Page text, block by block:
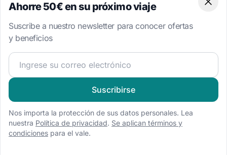
Islas Vírgenes Británicas
Destinos Populares
Split
Atenas
Amalfi
Palermo
Miami
Bodrum
Ahorre 50€ en su próximo viaje
Suscribe a nuestro newsletter para conocer ofertas
y beneficios
¡Únete a nuestra comunidad náutica y recibe contenido
Suscribirse
Nos importa la protección de sus datos personales. Lea
nuestra Política de privacidad. Se aplican términos y
condiciones para el vale.